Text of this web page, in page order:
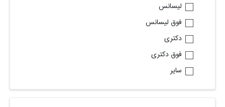
لیسانس
فوق لیسانس
دکتری
فوق دکتری
سایر